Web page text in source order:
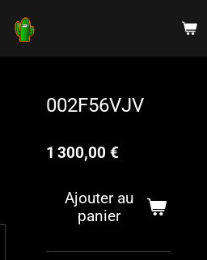
002F56VJV
1 300,00 €
Ajouter au
panier